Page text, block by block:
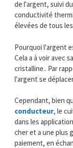
de l'argent, suivi
conductivité
élevées de tous
Pourquoi l'argent
Cela a à voir avec
cristalline.. Par
l'argent se
Cependant, bien
conducteur, le
dans les
cher et a une plus
paiement, en